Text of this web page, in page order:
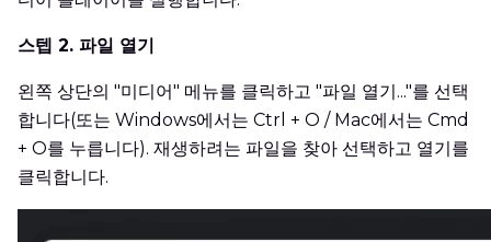
스텝 2. 파일 열기
왼쪽 상단의 "미디어" 메뉴를 클릭하고 "파일 열기..."를 선택
합니다(또는 Windows에서는 Ctrl + O / Mac에서는 Cmd
+ O를 누릅니다). 재생하려는 파일을 찾아 선택하고 열기를
클릭합니다.